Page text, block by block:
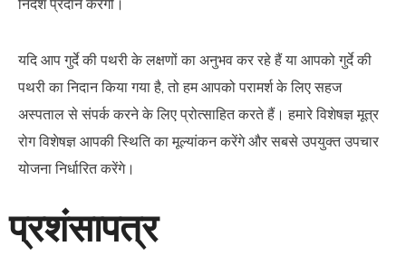
निर्देश प्रदान करेगी।
यदि आप गुर्दे की पथरी के लक्षणों का अनुभव कर रहे हैं या आपको गुर्दे की
पथरी का निदान किया गया है, तो हम आपको परामर्श के लिए सहज
अस्पताल से संपर्क करने के लिए प्रोत्साहित करते हैं। हमारे विशेषज्ञ मूत्र
रोग विशेषज्ञ आपकी स्थिति का मूल्यांकन करेंगे और सबसे उपयुक्त उपचार
योजना निर्धारित करेंगे।
प्रशंसापत्र